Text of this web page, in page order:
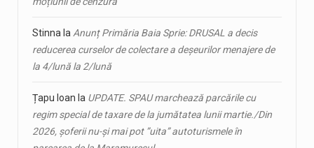
Stinna la Anunț Primăria Baia Sprie: DRUSAL a decis
reducerea curselor de colectare a deșeurilor menajere de
la 4/lună la 2/lună
Țapu Ioan la UPDATE. SPAU marchează parcările cu
regim special de taxare de la jumătatea lunii martie./Din
2026, șoferii nu-și mai pot ”uita” autoturismele în